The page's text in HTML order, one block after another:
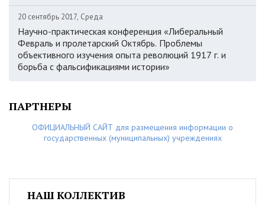
20 сентябрь 2017, Среда
Научно-практическая конференция «Либеральный
Февраль и пролетарский Октябрь. Проблемы
объективного изучения опыта революций 1917 г. и
борьба с фальсификациями истории»
ПАРТНЕРЫ
ОФИЦИАЛЬНЫЙ САЙТ для размещения информации о
государственных (муниципальных) учреждениях
НАШ КОЛЛЕКТИВ